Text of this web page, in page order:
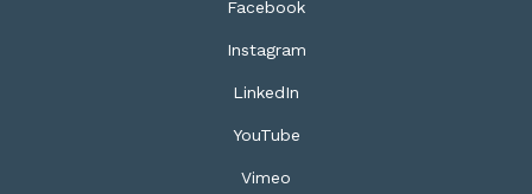
Facebook
Instagram
LinkedIn
YouTube
Vimeo